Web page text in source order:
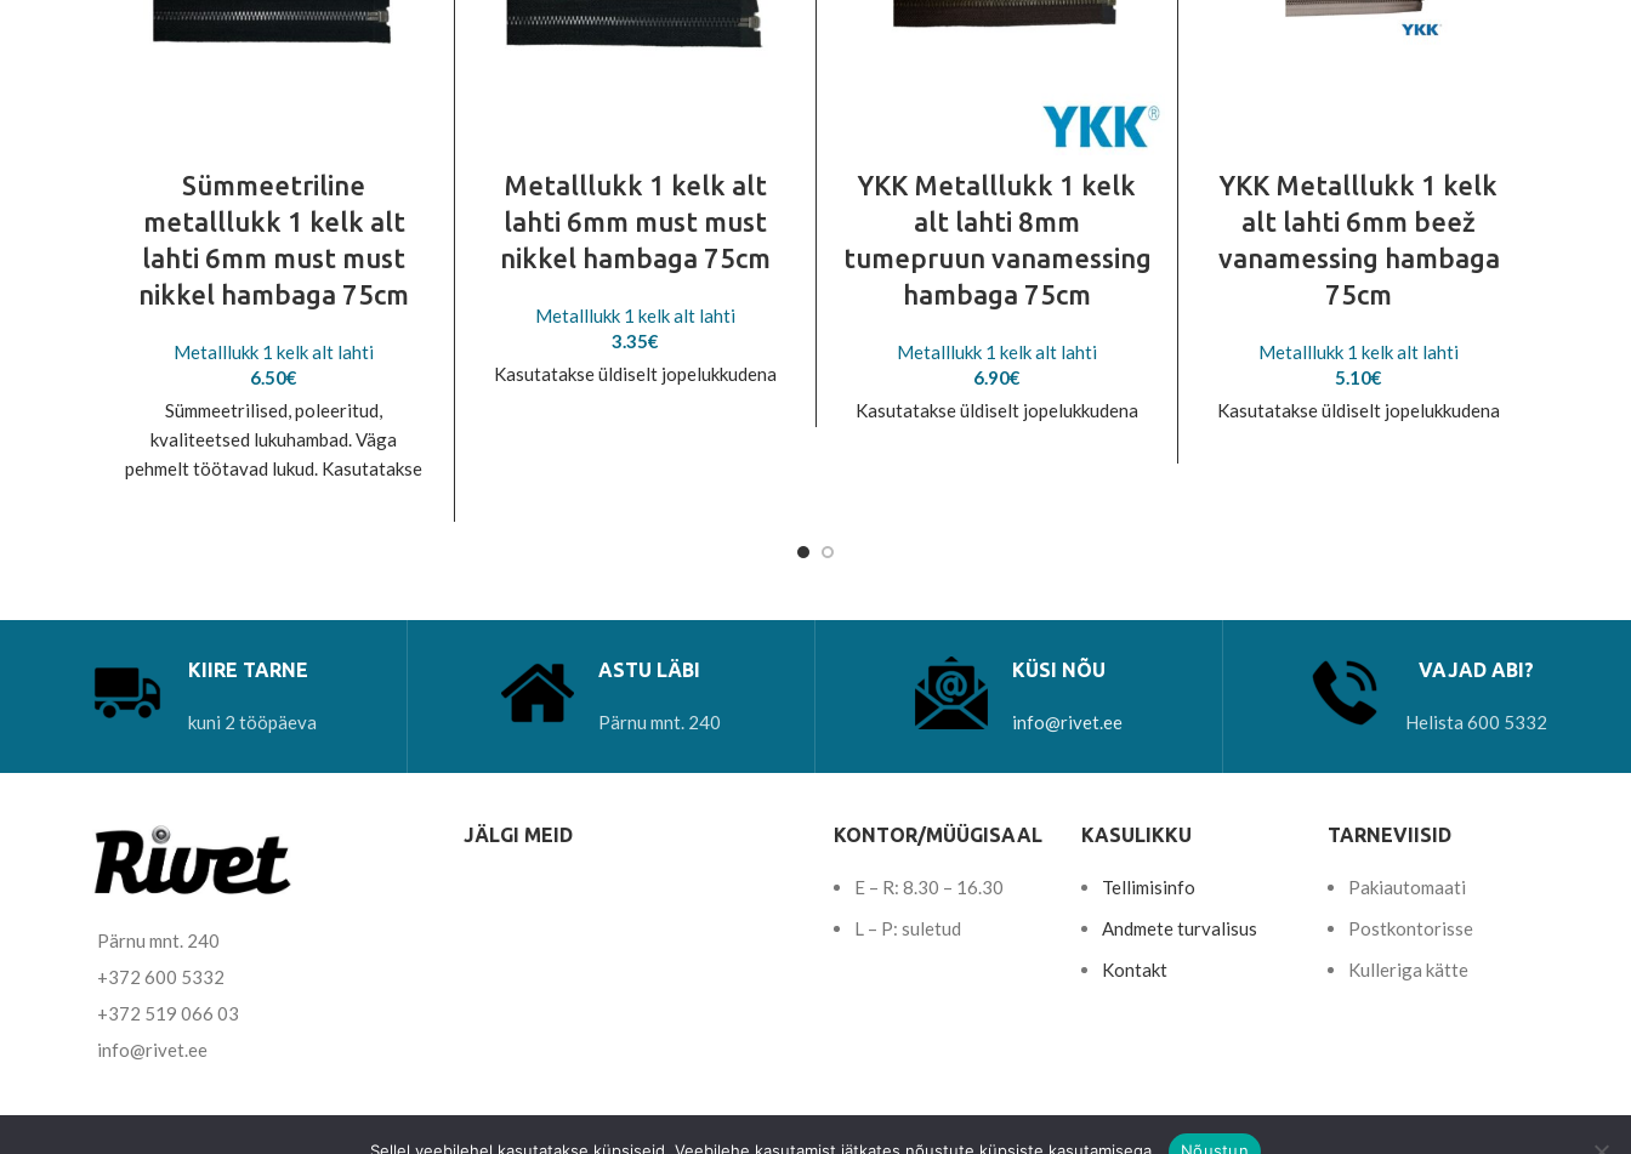
Sümmeetriline
metalllukk 1 kelk alt
lahti 6mm must must
nikkel hambaga 75cm
Metalllukk 1 kelk alt lahti
6.50€
Sümmeetrilised, poleeritud,
kvaliteetsed lukuhambad. Väga
pehmelt töötavad lukud. Kasutatakse
Metalllukk 1 kelk alt
lahti 6mm must must
nikkel hambaga 75cm
Metalllukk 1 kelk alt lahti
3.35€
Kasutatakse üldiselt jopelukkudena
YKK Metalllukk 1 kelk
alt lahti 8mm
tumepruun vanamessing
hambaga 75cm
Metalllukk 1 kelk alt lahti
6.90€
Kasutatakse üldiselt jopelukkudena
YKK Metalllukk 1 kelk
alt lahti 6mm beež
vanamessing hambaga
75cm
Metalllukk 1 kelk alt lahti
5.10€
Kasutatakse üldiselt jopelukkudena
KIIRE TARNE
kuni 2 tööpäeva
ASTU LÄBI
Pärnu mnt. 240
KÜSI NÕU
info@rivet.ee
VAJAD ABI?
Helista 600 5332
Pärnu mnt. 240
+372 600 5332
+372 519 066 03
info@rivet.ee
JÄLGI MEID KONTOR/MÜÜGISAAL
E – R: 8.30 – 16.30
L – P: suletud
KASULIKKU
Tellimisinfo
Andmete turvalisus
Kontakt
TARNEVIISID
Pakiautomaati
Postkontorisse
Kulleriga kätte